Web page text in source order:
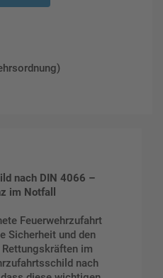
nach DIN 4066 –
im Notfall
Feuerwehrzufahrt
Sicherheit und den
im
nach